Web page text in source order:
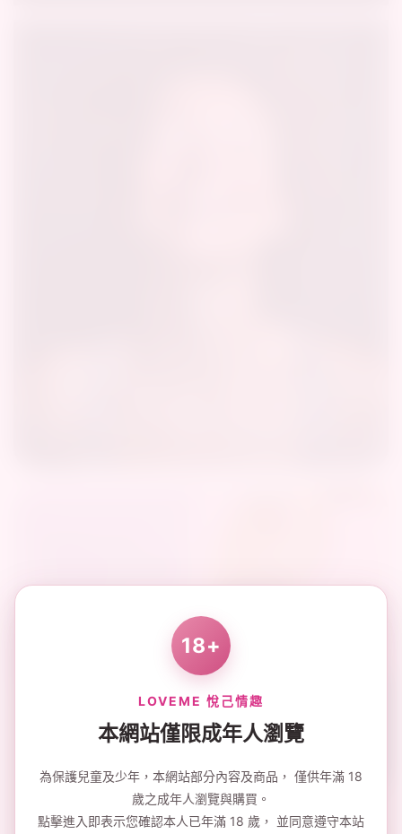
18+
LOVEME 悅己情趣
本網站僅限成年人瀏覽
為保護兒童及少年，本網站部分內容及商品， 僅供年滿 18
歲之成年人瀏覽與購買。
點擊進入即表示您確認本人已年滿 18 歲， 並同意遵守本站